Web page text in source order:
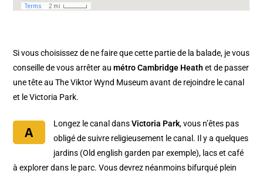
Si vous choisissez de ne faire que cette partie de la balade, je vous
conseille de vous arrêter aumétro Cambridge Heathet de passer
une tête au The Viktor Wynd Museum avant de rejoindre le canal
et le Victoria Park.
Longez le canal dansVictoria Park, vous n’êtes pas
obligé de suivre religieusement le canal. Il y a quelques
jardins (Old english garden par exemple), lacs et café
à explorer dans le parc. Vous devrez néanmoins bifurqué plein